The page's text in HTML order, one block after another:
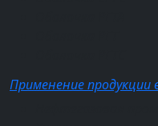
Применение